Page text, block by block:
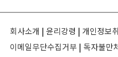
회사소개 | 윤리강령 | 개인정보
이메일무단수집거부 | 독자불만